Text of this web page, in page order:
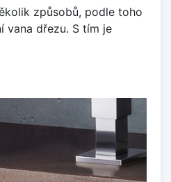
způsobů, podle toho
vana dřezu. S tím je